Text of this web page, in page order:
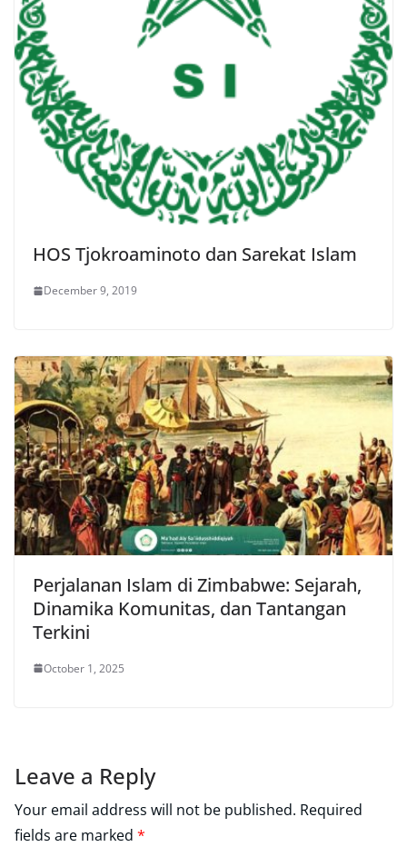
HOS Tjokroaminoto dan Sarekat Islam
December 9, 2019
Perjalanan Islam di Zimbabwe: Sejarah,
Dinamika Komunitas, dan Tantangan
Terkini
October 1, 2025
Leave a Reply
Your email address will not be published. Required
fields are marked *